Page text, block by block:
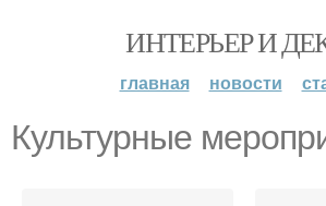
ИНТЕРЬЕР И
главная новости
Культурные